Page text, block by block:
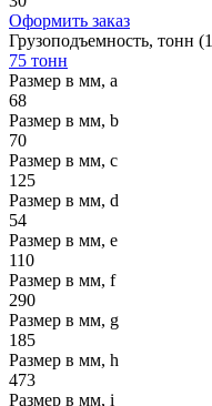
Оформить заказ
Грузоподъемность, тонн
75 тонн
Размер в мм, a
68
Размер в мм, b
70
Размер в мм, c
125
Размер в мм, d
54
Размер в мм, e
110
Размер в мм, f
290
Размер в мм, g
185
Размер в мм, h
473
Размер в мм, i